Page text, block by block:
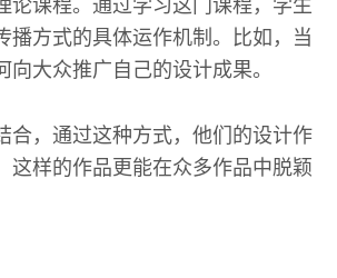
论课程。通过学习这门课程，学生
播方式的具体运作机制。比如，当
大众推广自己的设计成果。
合，通过这种方式，他们的设计作
这样的作品更能在众多作品中脱颖